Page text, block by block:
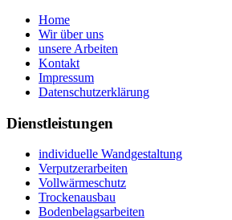
Home
Wir über uns
unsere Arbeiten
Kontakt
Impressum
Datenschutzerklärung
Dienstleistungen
individuelle Wandgestaltung
Verputzerarbeiten
Vollwärmeschutz
Trockenausbau
Bodenbelagsarbeiten